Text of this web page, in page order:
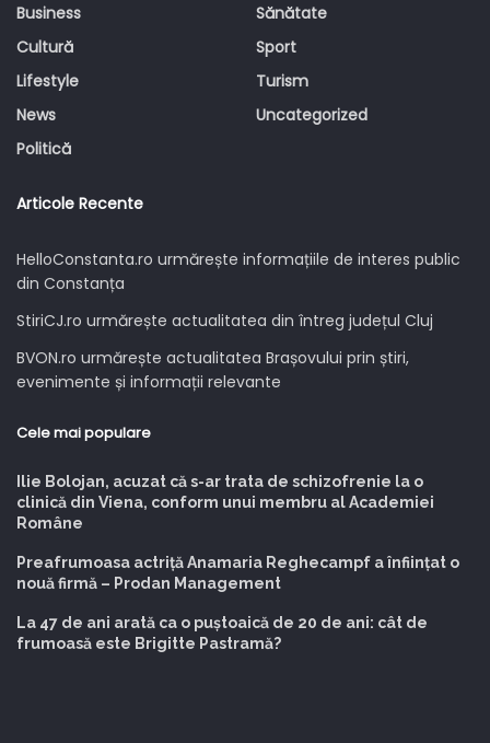
Business
Cultură
Lifestyle
News
Politică
Sănătate
Sport
Turism
Uncategorized
Articole Recente
HelloConstanta.ro urmărește informațiile de interes public
din Constanța
StiriCJ.ro urmărește actualitatea din întreg județul Cluj
BVON.ro urmărește actualitatea Brașovului prin știri,
evenimente și informații relevante
Cele mai populare
Ilie Bolojan, acuzat că s-ar trata de schizofrenie la o
clinică din Viena, conform unui membru al Academiei
Române
Preafrumoasa actriță Anamaria Reghecampf a înfiinţat o
nouă firmă – Prodan Management
La 47 de ani arată ca o puștoaică de 20 de ani: cât de
frumoasă este Brigitte Pastramă?